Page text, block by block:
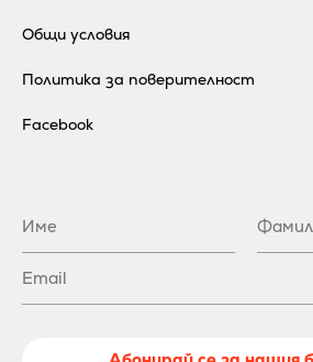
Общи условия
Политика за поверителност
Facebook